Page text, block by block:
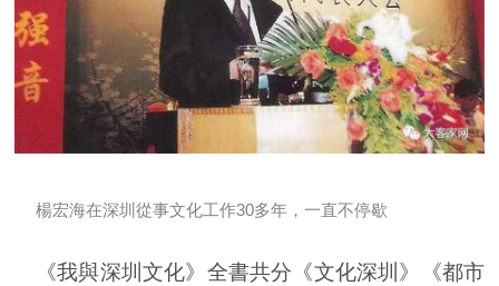
楊宏海在深圳從事文化工作30多年，一直不停歇
《我與深圳文化》全書共分《文化深圳》《都市